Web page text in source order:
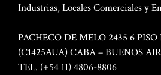
Industrias, Locales Comerciales y
PACHECO DE MELO 2435 6 PISO
(C1425AUA) CABA – BUENOS
TEL. (+54 11) 4806-8806